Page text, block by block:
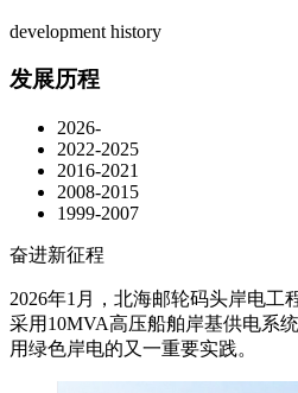
development history
发展历程
2026-
2022-2025
2016-2021
2008-2015
1999-2007
奋进新征程
2026年1月 ， 北海邮轮码头岸电工
采用10MVA高压船舶岸基供电系
用绿色岸电的又一重要实践。